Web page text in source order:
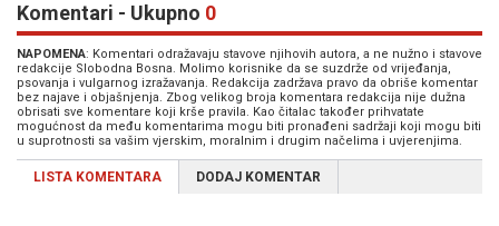
Komentari - Ukupno 0
NAPOMENA: Komentari odražavaju stavove njihovih autora, a ne nužno i stavove
redakcije Slobodna Bosna. Molimo korisnike da se suzdrže od vrijeđanja,
psovanja i vulgarnog izražavanja. Redakcija zadržava pravo da obriše komentar
bez najave i objašnjenja. Zbog velikog broja komentara redakcija nije dužna
obrisati sve komentare koji krše pravila. Kao čitalac također prihvatate
mogućnost da među komentarima mogu biti pronađeni sadržaji koji mogu biti
u suprotnosti sa vašim vjerskim, moralnim i drugim načelima i uvjerenjima.
LISTA KOMENTARA DODAJ KOMENTAR